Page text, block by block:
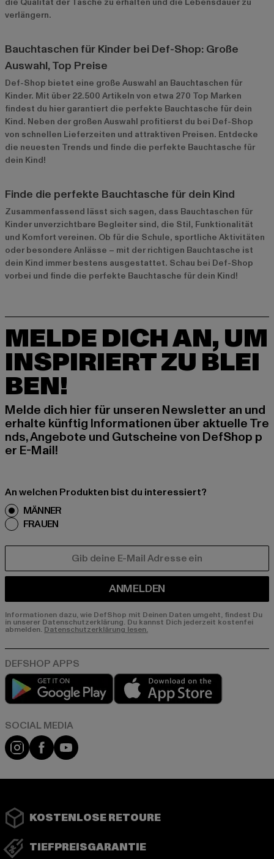
verlängern.
Bauchtaschen für Kinder bei Def-Shop: Große
Auswahl, Top Preise
Def-Shop bietet eine große Auswahl an Bauchtaschen für
Kinder. Mit über 22.500 Artikeln von etwa 270 Top Marken
findest du hier garantiert die perfekte Bauchtasche für dein
Kind. Neben der großen Auswahl profitierst du bei Def-Shop
von schnellen Lieferzeiten und attraktiven Preisen. Entdecke
die neuesten Trends und finde die perfekte Bauchtasche für
dein Kind!
Finde die perfekte Bauchtasche für dein Kind
Zusammenfassend lässt sich sagen, dass Bauchtaschen für
Kinder unverzichtbare Begleiter sind, die Stil, Funktionalität
und Komfort vereinen. Ob für die Schule, sportliche Aktivitäten
oder besondere Anlässe – mit der richtigen Bauchtasche ist
dein Kind immer bestens ausgestattet. Schau bei Def-Shop
vorbei und finde die perfekte Bauchtasche für dein Kind!
MELDE DICH AN, UM
INSPIRIERT ZU BLEI
BEN!
Melde dich hier für unseren Newsletter an und
erhalte künftig Informationen über aktuelle Tre
nds, Angebote und Gutscheine von DefShop p
er E-Mail!
An welchen Produkten bist du interessiert?
MÄNNER
FRAUEN
ANMELDEN
Informationen dazu, wie DefShop mit Deinen Daten umgeht, findest Du
in unserer Datenschutzerklärung. Du kannst Dich jederzeit kostenfei
abmelden. Datenschutzerklärung lesen.
Play market
Instagram
FacebookYouTube
KOSTENLOSE RETOURE
TIEFPREISGARANTIE